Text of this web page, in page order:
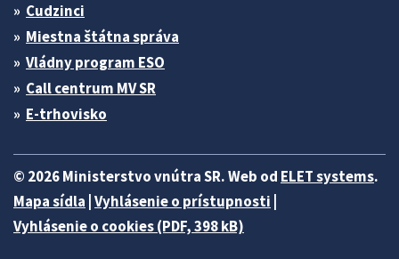
Cudzinci
Miestna štátna správa
Vládny program ESO
Call centrum MV SR
E-trhovisko
© 2026 Ministerstvo vnútra SR. Web od ELET systems.
Mapa sídla Vyhlásenie o prístupnosti
Vyhlásenie o cookies (PDF, 398 kB)